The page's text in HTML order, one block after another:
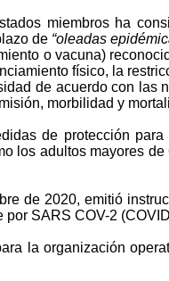
miembros ha
de “oleadas
o vacuna)
físico, la
de acuerdo con
morbilidad y
de protección
los adultos mayores
de 2020, emitió
SARS COV-2
la organización